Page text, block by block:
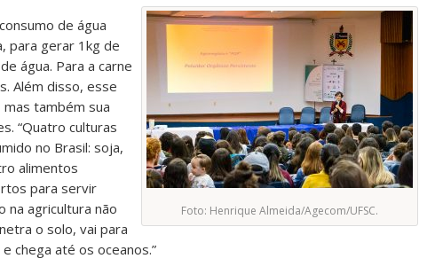
Foto: Henrique Almeida/Agecom/UFSC.
de água
para gerar 1kg de
água. Para a carne
Além disso, esse
também sua
“Quatro culturas
no Brasil: soja,
alimentos
para servir
na agricultura não
o solo, vai para
chega até os oceanos.”